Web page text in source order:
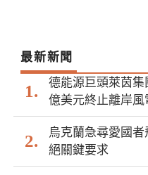
最新新聞
德能源巨頭萊茵
億美元終止離岸風
烏克蘭急尋愛國
絕關鍵要求